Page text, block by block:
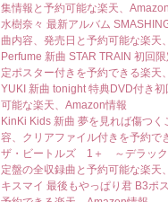
集情報と予約可能な楽天、
水樹奈々 最新アルバム
曲内容、発売日と予約可能な楽天
Perfume 新曲 STAR TRAIN 初回
定ポスター付きを予約できる楽天
YUKI 新曲 tonight 特典DVD付き
可能な楽天、Amazon情報
KinKi Kids 新曲 夢を見れば傷つ
容、クリアファイル付きを予約で
ザ・ビートルズ 1＋ ～デラック
定盤の全収録曲と予約可能な楽天
キスマイ 最後もやっぱり君 B3ポ